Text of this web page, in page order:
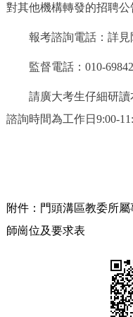
對其他機構轉發的招聘公
報考諮詢電話：詳見
監督電話：010-
請廣大考生仔細研讀
諮詢時間為工作日9:00-
附件：門頭溝區教委所
師崗位及要求表